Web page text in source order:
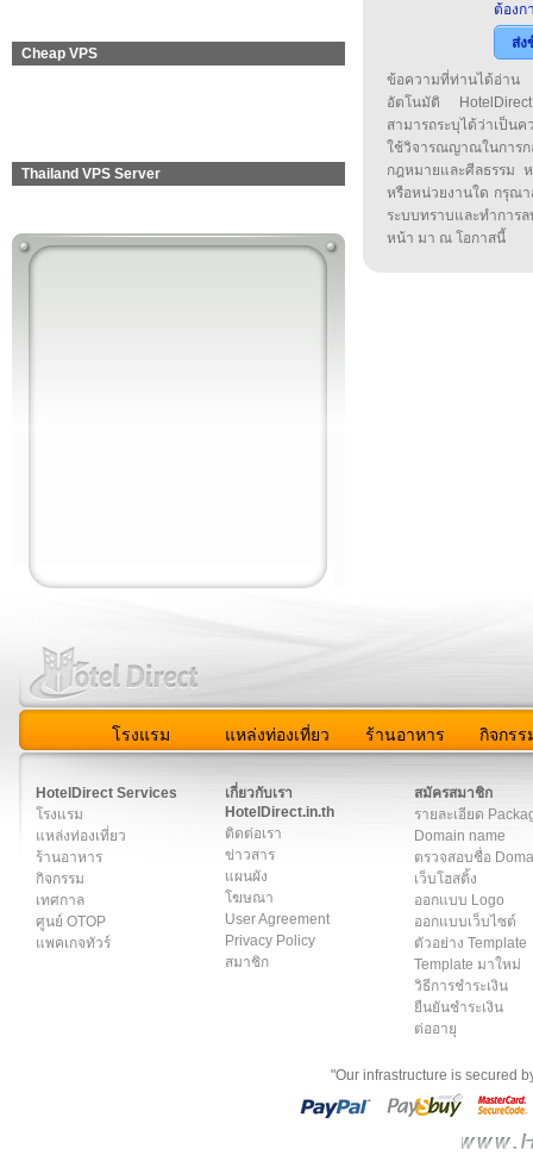
Cheap VPS
Thailand VPS Server
ต้องก
ส่ง
ข้อความที่ท่านได้อ่าน
อัตโนมัติ
สามารถระบุได้ว่าเป็น
ใช้วิจารณญาณในกา
กฎหมายและศีลธรรม
หรือหน่วยงานใด กรุณา
ระบบทราบและทำกา
หน้า มา ณ โอกาสนี้
โรงแรม แหล่งท่องเที่ยว ร้านอาหาร กิจกรร
HotelDirect Services
โรงแรม
แหล่งท่องเที่ยว
ร้านอาหาร
กิจกรรม
เทศกาล
ศูนย์ OTOP
แพคเกจทัวร์
เกี่ยวกับเรา
HotelDirect.in.th
ติดต่อเรา
ข่าวสาร
แผนผัง
โฆษณา
User Agreement
Privacy Policy
สมาชิก
สมัครสมาชิก
รายละเอียด
Domain name
ตรวจสอบชื่อ
เว็บโฮสติ้ง
ออกแบบ Logo
ออกแบบเว็บไซต์
ตัวอย่าง Template
Template มาใหม่
วิธีการชำระเงิน
ยืนยันชำระเงิน
ต่ออายุ
"Our infrastructure is secured